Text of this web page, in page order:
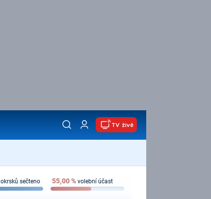
TV živě
okrsků sečteno 55,00% volební účast